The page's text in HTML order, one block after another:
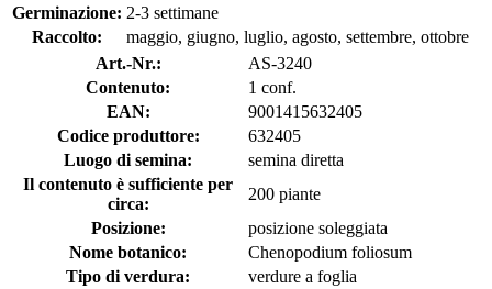
Germinazione: 2-3 settimane
Raccolto:
maggio, giugno, luglio, agosto, settembre, ottobre
Art.-Nr.:
AS-3240
Contenuto:
1 conf.
EAN:
9001415632405
Codice produttore:
632405
Luogo di semina:
semina diretta
Il contenuto è sufficiente per
circa:
200 piante
Posizione:
posizione soleggiata
Nome botanico:
Chenopodium foliosum
Tipo di verdura:
verdure a foglia